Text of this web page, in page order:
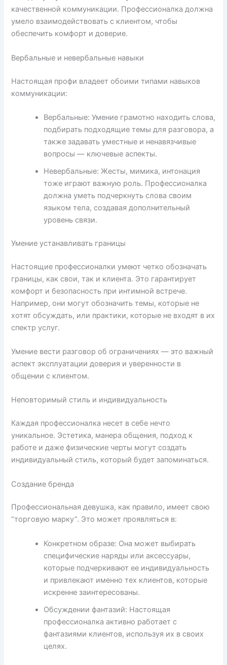
качественной коммуникации. Профессионалка должна
умело взаимодействовать с клиентом, чтобы
обеспечить комфорт и доверие.
Вербальные и невербальные навыки
Настоящая профи владеет обоими типами навыков
коммуникации:
Вербальные: Умение грамотно находить слова,
подбирать подходящие темы для разговора, а
также задавать уместные и ненавязчивые
вопросы — ключевые аспекты.
Невербальные: Жесты, мимика, интонация
тоже играют важную роль. Профессионалка
должна уметь подчеркнуть слова своим
языком тела, создавая дополнительный
уровень связи.
Умение устанавливать границы
Настоящие профессионалки умеют четко обозначать
границы, как свои, так и клиента. Это гарантирует
комфорт и безопасность при интимной встрече.
Например, они могут обозначить темы, которые не
хотят обсуждать, или практики, которые не входят в их
спектр услуг.
Умение вести разговор об ограничениях — это важный
аспект эксплуатации доверия и уверенности в
общении с клиентом.
Неповторимый стиль и индивидуальность
Каждая профессионалка несет в себе нечто
уникальное. Эстетика, манера общения, подход к
работе и даже физические черты могут создать
индивидуальный стиль, который будет запоминаться.
Создание бренда
Профессиональная девушка, как правило, имеет свою
“торговую марку”. Это может проявляться в:
Конкретном образе: Она может выбирать
специфические наряды или аксессуары,
которые подчеркивают ее индивидуальность
и привлекают именно тех клиентов, которые
искренне заинтересованы.
Обсуждении фантазий: Настоящая
профессионалка активно работает с
фантазиями клиентов, используя их в своих
целях.